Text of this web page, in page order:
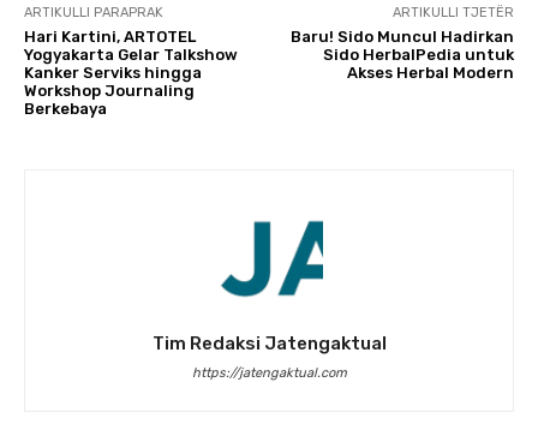
ARTIKULLI PARAPRAK
Hari Kartini, ARTOTEL
Yogyakarta Gelar Talkshow
Kanker Serviks hingga
Workshop Journaling
Berkebaya
ARTIKULLI TJETËR
Baru! Sido Muncul Hadirkan
Sido HerbalPedia untuk
Akses Herbal Modern
Tim Redaksi Jatengaktual
https://jatengaktual.com